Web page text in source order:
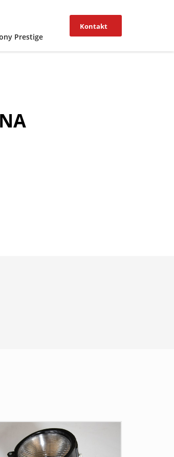
Prestige
Kontakt